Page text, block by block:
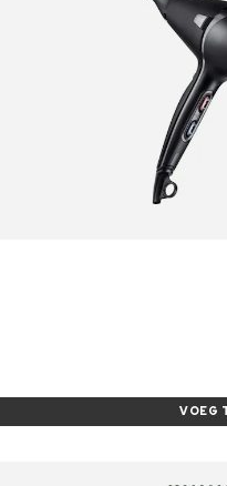
VOEG